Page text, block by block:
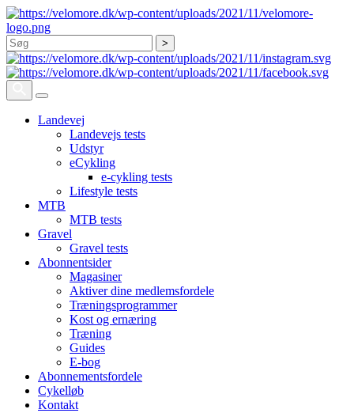
Søg
Landevej
Landevejs tests
Udstyr
eCykling
e-cykling tests
Lifestyle tests
MTB
MTB tests
Gravel
Gravel tests
Abonnentsider
Magasiner
Aktiver dine medlemsfordele
Træningsprogrammer
Kost og ernæring
Træning
Guides
E-bog
Abonnementsfordele
Cykelløb
Kontakt